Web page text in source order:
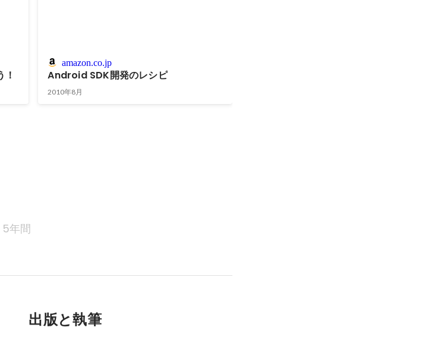
amazon.co.jp
Android SDK開発のレシピ
2010年8月
5年間
出版と執筆